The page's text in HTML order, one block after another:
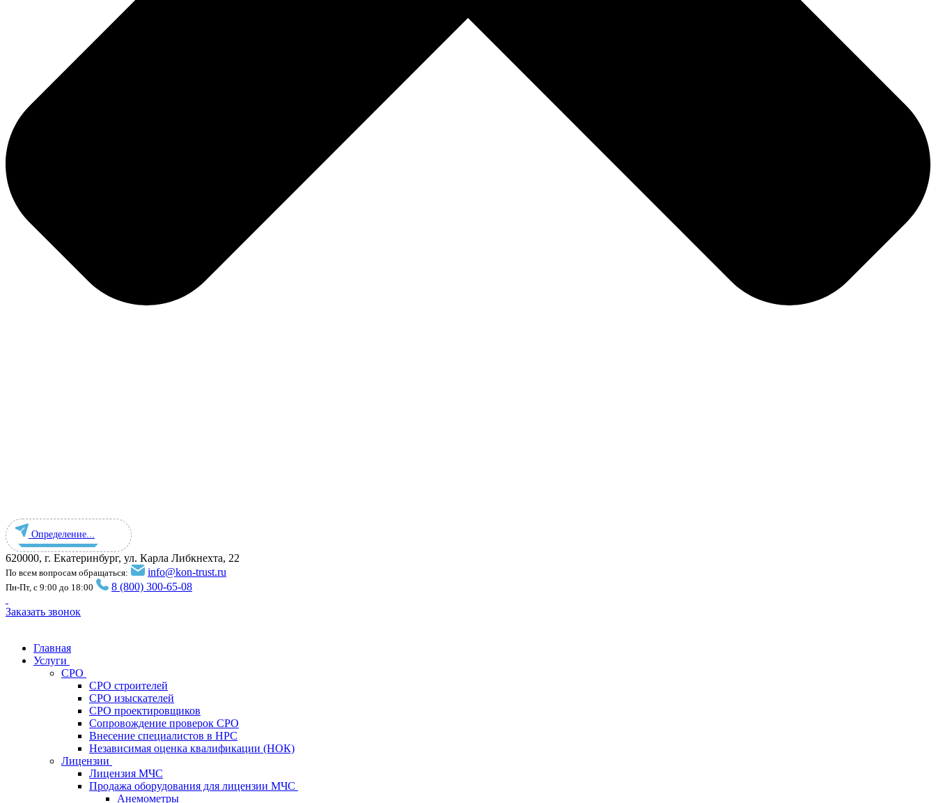
Определение...
620000, г. Екатеринбург, ул. ​Карла Либкнехта, 22
По всем вопросам обращаться: info@kon-trust.ru
Пн-Пт, с 9:00 до 18:00 8 (800) 300-65-08
Заказать звонок
Главная
Услуги
СРО
СРО строителей
СРО изыскателей
СРО проектировщиков
Сопровождение проверок СРО
Внесение специалистов в НРС
Независимая оценка квалификации (НОК)
Лицензии
Лицензия МЧС
Продажа оборудования для лицензии МЧС
Анемометры